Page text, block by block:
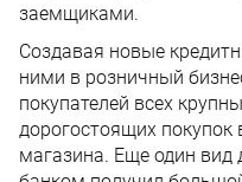
заемщиками.
Создавая новые
ними в розничный
покупателей всех
дорогостоящих покупок
магазина. Еще один вид